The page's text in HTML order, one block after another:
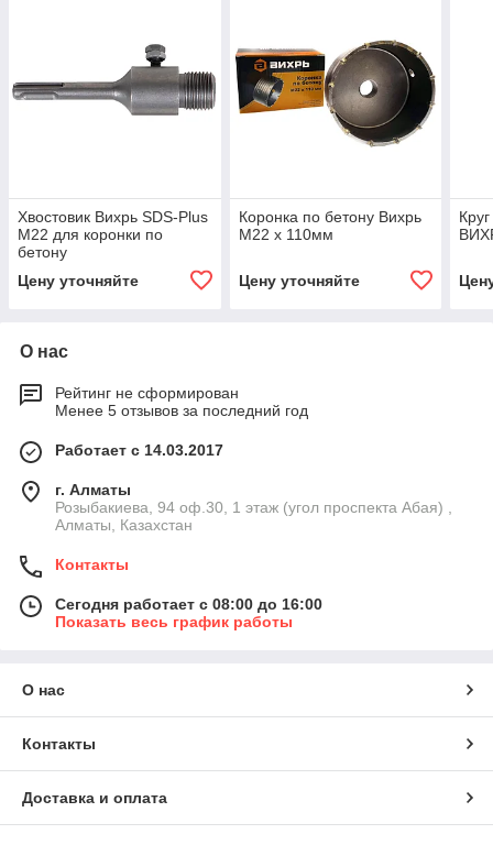
Хвостовик Вихрь SDS-Plus
М22 для коронки по
бетону
Цену уточняйте
Коронка по бетону Вихрь
М22 х 110мм
Цену уточняйте
О нас
Рейтинг не сформирован
Менее 5 отзывов за последний год
Работает с 14.03.2017
г. Алматы
Розыбакиева, 94 оф.30, 1 этаж (угол проспекта Абая) ,
Алматы, Казахстан
Контакты
Сегодня работает с 08:00 до 16:00
Показать весь график работы
О нас
Контакты
Доставка и оплата